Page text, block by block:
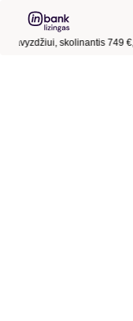
Pavyzdžiui, skolinantis749 €,